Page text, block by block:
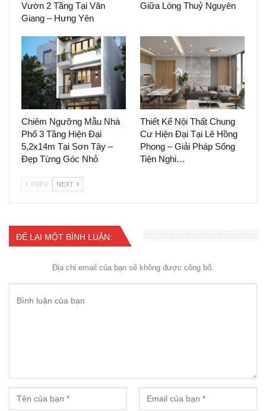
Vườn 2 Tầng Tại Văn
Giang – Hưng Yên
Giữa Lòng Thuỷ Nguyên
Chiêm Ngưỡng Mẫu Nhà
Phố 3 Tầng Hiện Đại
5,2x14m Tại Sơn Tây –
Đẹp Từng Góc Nhỏ
Thiết Kế Nội Thất Chung
Cư Hiện Đại Tại Lê Hồng
Phong – Giải Pháp Sống
Tiện Nghi…
PREV NEXT
ĐỂ LẠI MỘT BÌNH LUẬN:
Địa chỉ email của bạn sẽ không được công bố.